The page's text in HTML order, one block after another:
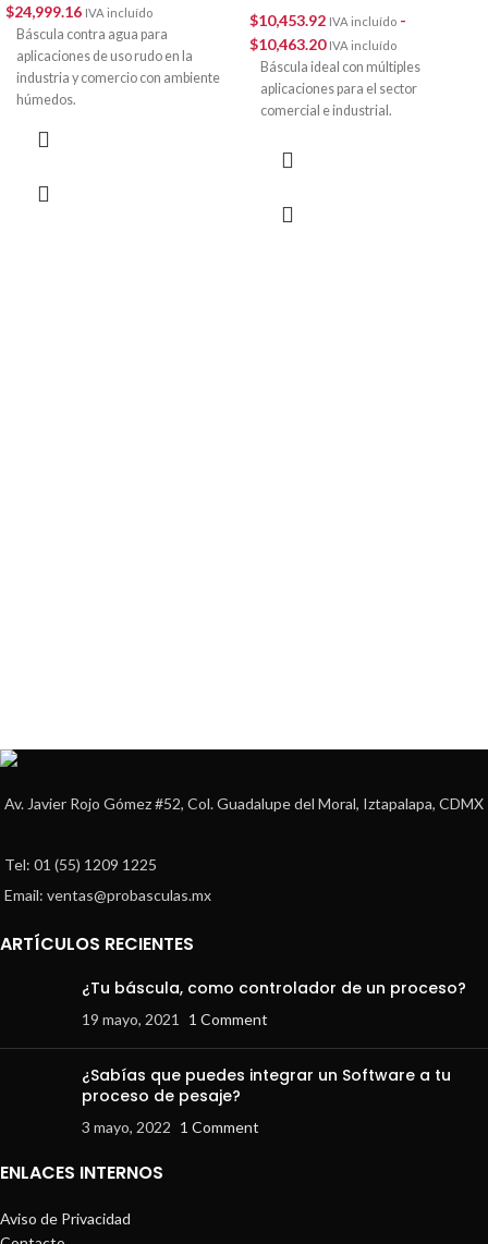
$24,999.16 IVA incluído
Báscula contra agua para
aplicaciones de uso rudo en la
industria y comercio con ambiente
húmedos.
$10,453.92 IVA incluído -
$10,463.20 IVA incluído
Báscula ideal con múltiples
aplicaciones para el sector
comercial e industrial.
Av. Javier Rojo Gómez #52, Col. Guadalupe del Moral, Iztapalapa, CDMX
Tel: 01 (55) 1209 1225
Email: ventas@probasculas.mx
ARTÍCULOS RECIENTES
¿Tu báscula, como controlador de un proceso?
19 mayo, 2021 1 Comment
¿Sabías que puedes integrar un Software a tu
proceso de pesaje?
3 mayo, 2022 1 Comment
ENLACES INTERNOS
Aviso de Privacidad